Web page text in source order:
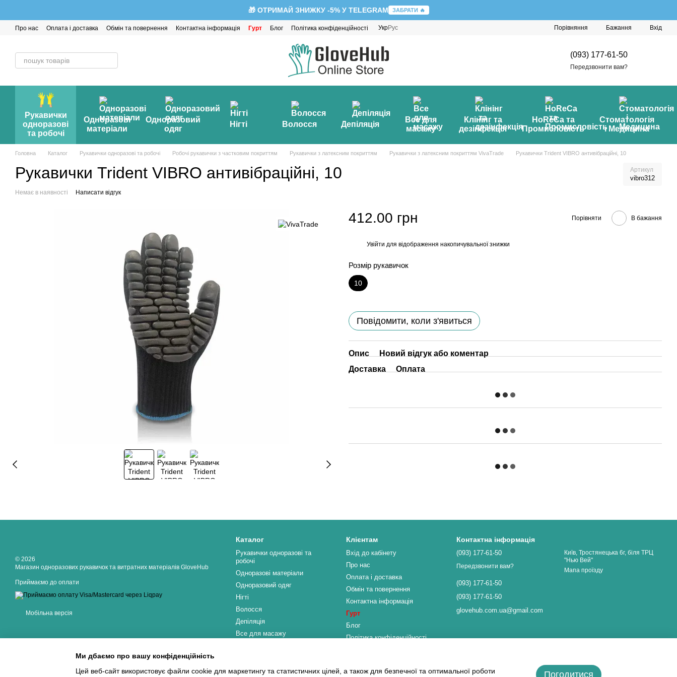
🎁 ОТРИМАЙ ЗНИЖКУ -5% У TELEGRAM ЗАБРАТИ 🔥
Про нас Оплата і доставка Обмін та повернення Контактна інформація Гурт Блог Політика конфіденційності УкрРус Порівняння Бажання Вхід
(093) 177-61-50
Передзвонити вам?
Рукавички
одноразові
та робочі
Одноразові
матеріали
Одноразовий
одяг
Нігті Волосся Депіляція
Все для
масажу
Клінінг та
дезінфекція
HoReCa та
Промисловість
Стоматологія
і Медицина
Головна Каталог Рукавички одноразові та робочі Робочі рукавички з частковим покриттям Рукавички з латексним покриттям Рукавички з латексним покриттям VivaTrade Рукавички Trident VIBRO антивібраційні, 10
Рукавички Trident VIBRO антивібраційні, 10 Артикул
vibro312
Немає в наявності Написати відгук
412.00 грн Порівняти В бажання
Увійти для відображення накопичувальної знижки
Розмір рукавичок
10
Повідомити, коли з'явиться
Опис
Новий відгук або коментар
Доставка
Оплата
© 2026
Магазин одноразових рукавичок та витратних матеріалів GloveHub
Приймаємо до оплати
Мобільна версія
Каталог
Рукавички одноразові та
робочі
Одноразові матеріали
Одноразовий одяг
Нігті
Волосся
Депіляція
Все для масажу
Стоматологія і Медицина
Клієнтам
Вхід до кабінету
Про нас
Оплата і доставка
Обмін та повернення
Контактна інформація
Гурт
Блог
Політика конфіденційності
Контактна інформація
(093) 177-61-50
Передзвонити вам?
(093) 177-61-50
(093) 177-61-50
glovehub.com.ua@gmail.com
Київ, Тростянецька 6г, біля ТРЦ
"Нью Вей"
Мапа проїзду
Ми дбаємо про вашу конфіденційність
Цей веб-сайт використовує файли cookie для маркетингу та статистичних цілей, а також для безпечної та оптимальної роботи
Погодитися